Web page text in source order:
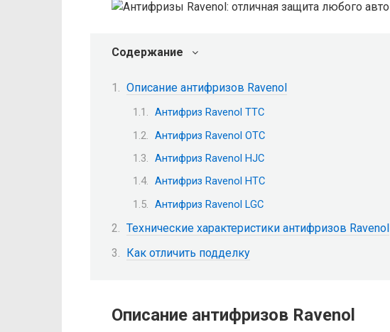
Содержание
Описание антифризов Ravenol
Антифриз Ravenol TTC
Антифриз Ravenol OTC
Антифриз Ravenol HJC
Антифриз Ravenol HTC
Антифриз Ravenol LGC
Технические характеристики антифризов Ravenol
Как отличить подделку
Описание антифризов Ravenol